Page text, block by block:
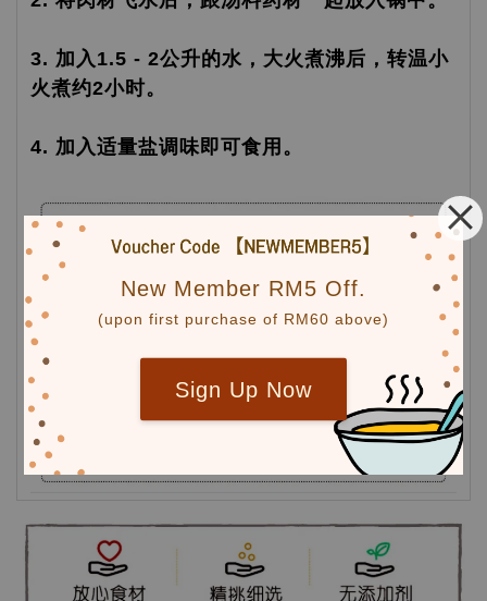
New Member RM5 Off.
(upon first purchase of RM60 above)
Sign Up Now
3. 加入1.5 - 2公升的水，大火煮沸后，转温小
火煮约2小时。
4. 加入适量盐调味即可食用。